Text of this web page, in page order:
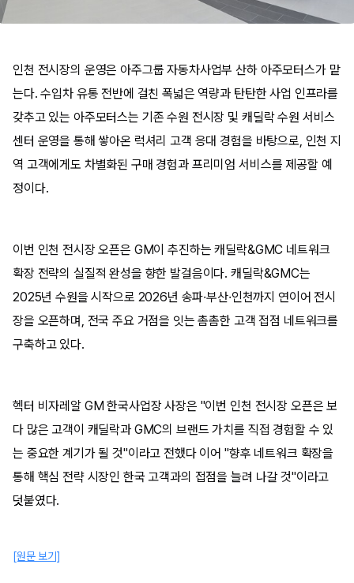
인천 전시장의 운영은 아주그룹 자동차사업부 산하 아주모터스가 맡
는다. 수입차 유통 전반에 걸친 폭넓은 역량과 탄탄한 사업 인프라를
갖추고 있는 아주모터스는 기존 수원 전시장 및 캐딜락 수원 서비스
센터 운영을 통해 쌓아온 럭셔리 고객 응대 경험을 바탕으로, 인천 지
역 고객에게도 차별화된 구매 경험과 프리미엄 서비스를 제공할 예
정이다.
이번 인천 전시장 오픈은 GM이 추진하는 캐딜락&GMC 네트워크
확장 전략의 실질적 완성을 향한 발걸음이다. 캐딜락&GMC는
2025년 수원을 시작으로 2026년 송파·부산·인천까지 연이어 전시
장을 오픈하며, 전국 주요 거점을 잇는 촘촘한 고객 접점 네트워크를
구축하고 있다.
헥터 비자레알 GM 한국사업장 사장은 "이번 인천 전시장 오픈은 보
다 많은 고객이 캐딜락과 GMC의 브랜드 가치를 직접 경험할 수 있
는 중요한 계기가 될 것"이라고 전했다 이어 "향후 네트워크 확장을
통해 핵심 전략 시장인 한국 고객과의 접점을 늘려 나갈 것"이라고
덧붙였다.
[원문 보기]